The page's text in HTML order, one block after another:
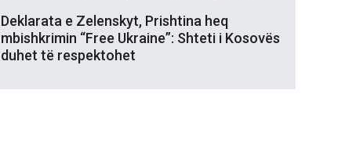
Deklarata e Zelenskyt, Prishtina heq
mbishkrimin “Free Ukraine”: Shteti i Kosovës
duhet të respektohet